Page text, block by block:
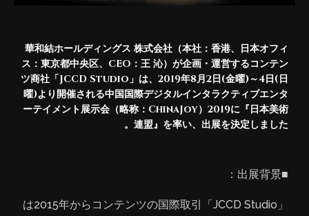
華和結ホールディングス 株式会社（本社：香港、日本オフィ
ス：東京都中央区、CEO：王 沁）が企画・運営するコンテン
ツ商社「JCCD Studio」は、2019年8月2日(金曜)～4日(日
曜)より開催される中国国際デジタルインタラクティブエンタ
ーテイメント展示会（略称：ChinaJoy）2019に『日本美術
連盟』を率い、出展を決定しました。
■出展背景：
「JCCD Studio」は2015年からコンテンツの国際取引